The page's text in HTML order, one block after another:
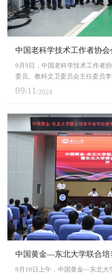
中国老科学技术工作者协
9月9日，中国老科学技术工作者
委员、教科文卫委员会主任委员
生产力作专题调研。中国老科协
了东北大学校史馆，详细了解了
轧制技术及连轧自动化国家重点
09/11/2024
9月10日上午，中国黄金—东北大